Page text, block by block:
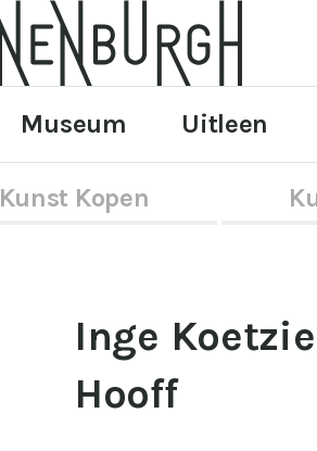
Museum Uitleen
Kunst Kopen
Inge
Hooff